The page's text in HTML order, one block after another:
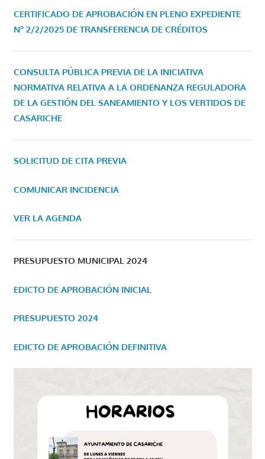
CERTIFICADO DE APROBACIÓN EN PLENO EXPEDIENTE
Nº 2/2/2025 DE TRANSFERENCIA DE CRÉDITOS
CONSULTA PÚBLICA PREVIA DE LA INICIATIVA
NORMATIVA RELATIVA A LA ORDENANZA REGULADORA
DE LA GESTIÓN DEL SANEAMIENTO Y LOS VERTIDOS DE
CASARICHE
SOLICITUD DE CITA PREVIA
COMUNICAR INCIDENCIA
VER LA AGENDA
PRESUPUESTO MUNICIPAL 2024
EDICTO DE APROBACIÓN INICIAL
PRESUPUESTO 2024
EDICTO DE APROBACIÓN DEFINITIVA